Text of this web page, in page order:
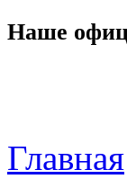
Наше
Главная